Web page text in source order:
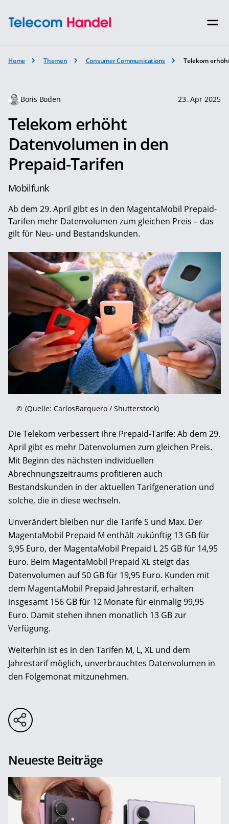
Home Themen Consumer Communications Telekom
Boris Boden 23. Apr 2025
Telekom erhöht
Datenvolumen in den
Prepaid-Tarifen
Mobilfunk
Ab dem 29. April gibt es in den MagentaMobil Prepaid-
Tarifen mehr Datenvolumen zum gleichen Preis – das
gilt für Neu- und Bestandskunden.
© (Quelle: CarlosBarquero / Shutterstock)
Die Telekom verbessert ihre Prepaid-Tarife: Ab dem 29.
April gibt es mehr Datenvolumen zum gleichen Preis.
Mit Beginn des nächsten individuellen
Abrechnungszeitraums profitieren auch
Bestandskunden in der aktuellen Tarifgeneration und
solche, die in diese wechseln.
Unverändert bleiben nur die Tarife S und Max. Der
MagentaMobil Prepaid M enthält zukünftig 13 GB für
9,95 Euro, der MagentaMobil Prepaid L 25 GB für 14,95
Euro. Beim MagentaMobil Prepaid XL steigt das
Datenvolumen auf 50 GB für 19,95 Euro. Kunden mit
dem MagentaMobil Prepaid Jahrestarif, erhalten
insgesamt 156 GB für 12 Monate für einmalig 99,95
Euro. Damit stehen ihnen monatlich 13 GB zur
Verfügung.
Weiterhin ist es in den Tarifen M, L, XL und dem
Jahrestarif möglich, unverbrauchtes Datenvolumen in
den Folgemonat mitzunehmen.
Neueste Beiträge